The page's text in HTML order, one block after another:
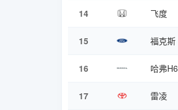
14 飞度
15 福克斯
16 哈弗H6
17 雷凌